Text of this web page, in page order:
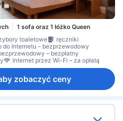
1 sofa oraz 1 łóżko Queen
toaletowe
ręczniki
do Internetu – bezprzewodowy
– bezpłatny
Internet przez Wi-Fi – za opłatą
zobaczyć ceny